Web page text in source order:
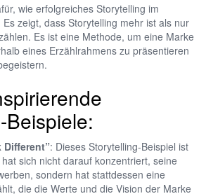
wie erfolgreiches Storytelling im
zeigt, dass Storytelling mehr ist als nur
Es ist eine Methode, um eine Marke
eines Erzählrahmens zu präsentieren
Different”: Dieses Storytelling-Beispiel ist
sich nicht darauf konzentriert, seine
sondern hat stattdessen eine
die die Werte und die Vision der Marke